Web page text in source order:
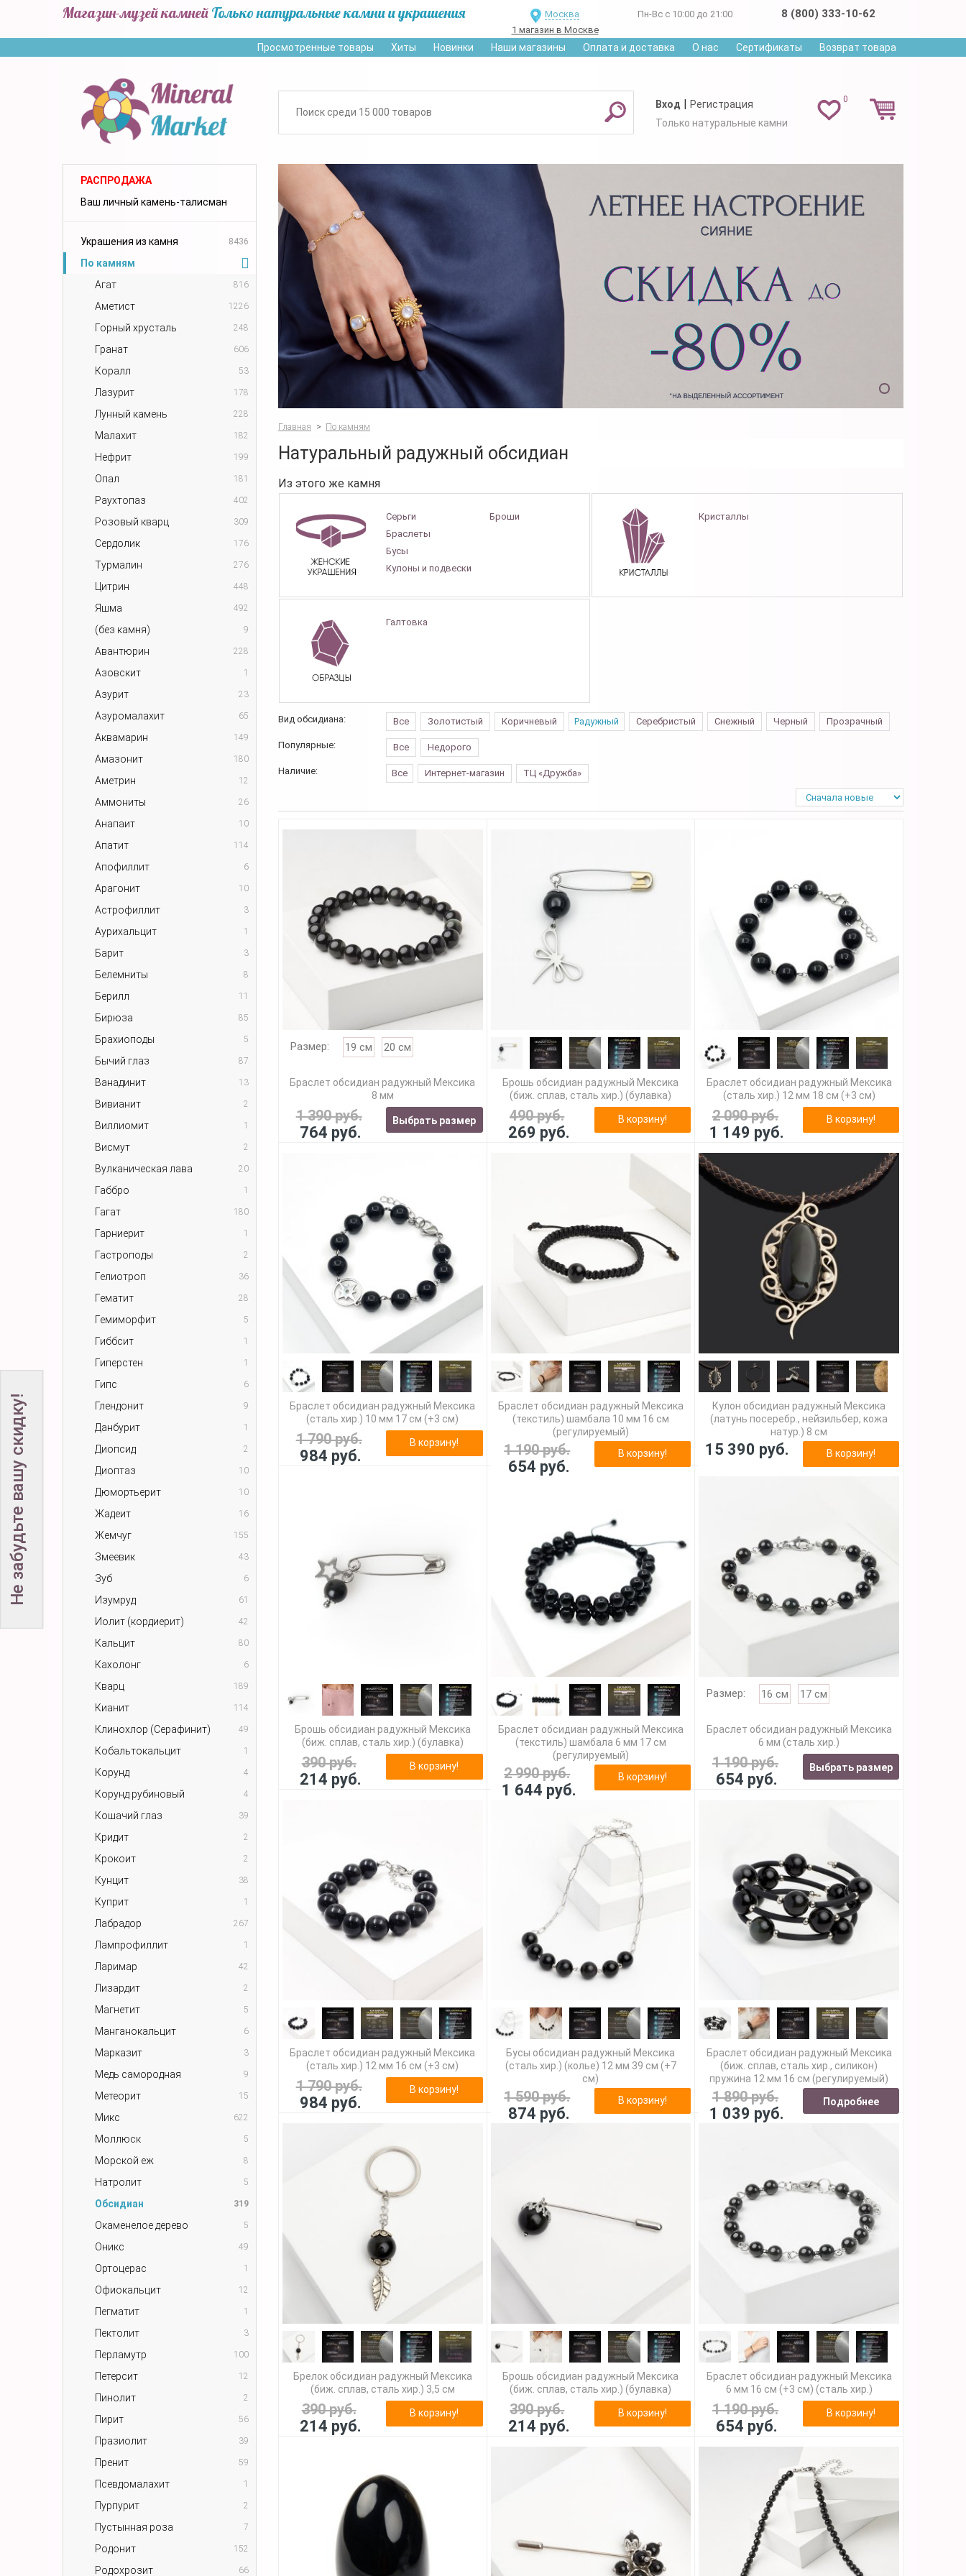
Магазин-музей камней Только натуральные камни и украшения
Москва
1 магазин в Москве
Пн-Вс с 10:00 до 21:00 8 (800) 333-10-62
Просмотренные товары Хиты Новинки Наши магазины Оплата и доставка О нас Сертификаты Возврат товара
0
Вход | Регистрация
Только натуральные камни
РАСПРОДАЖА
Ваш личный камень-талисман
Украшения из камня 8436
По камням
Агат
816
Аметист 1226
Горный хрусталь 248
Гранат 606
Коралл 53
Лазурит 178
Лунный камень 228
Малахит 182
Нефрит 199
Опал 181
Раухтопаз 402
Розовый кварц 309
Сердолик 176
Турмалин 276
Цитрин 448
Яшма 492
(без камня) 9
Авантюрин 228
Азовскит 1
Азурит 23
Азуромалахит 65
Аквамарин 149
Амазонит 180
Аметрин 12
Аммониты 26
Анапаит 10
Апатит 114
Апофиллит 6
Арагонит 10
Астрофиллит 3
Аурихальцит 1
Барит 3
Белемниты 8
Берилл 11
Бирюза 85
Брахиоподы 5
Бычий глаз 87
Ванадинит 13
Вивианит 2
Виллиомит 1
Висмут 2
Вулканическая лава 20
Габбро 1
Гагат 180
Гарниерит 1
Гастроподы 2
Гелиотроп 36
Гематит 28
Гемиморфит 5
Гиббсит 1
Гиперстен 1
Гипс 6
Глендонит 9
Данбурит 1
Диопсид 2
Диоптаз 10
Дюмортьерит 10
Жадеит 16
Жемчуг 155
Змеевик 43
Зуб 6
Изумруд 61
Иолит (кордиерит) 42
Кальцит 80
Кахолонг 6
Кварц 189
Кианит 114
Клинохлор (Серафинит) 49
Кобальтокальцит 1
Корунд 4
Корунд рубиновый 4
Кошачий глаз 39
Кридит 2
Крокоит 2
Кунцит 38
Куприт 1
Лабрадор 267
Лампрофиллит 1
Ларимар 42
Лизардит 2
Магнетит 5
Манганокальцит 6
Марказит 3
Медь самородная 9
Метеорит 15
Микс 622
Моллюск 5
Морской еж 8
Натролит 5
Обсидиан 319
Окаменелое дерево 5
Оникс 49
Ортоцерас 1
Офиокальцит 12
Пегматит 1
Пектолит 3
Перламутр 100
Петерсит 12
Пинолит 2
Пирит 56
Празиолит 39
Пренит 59
Псевдомалахит 1
Пурпурит 2
Пустынная роза 7
Родонит 152
Родохрозит 66
Главная > По камням
Натуральный радужный обсидиан
Из этого же камня
Серьги
Браслеты
Бусы
Кулоны и подвески
Броши Кристаллы
Галтовка
Вид обсидиана: Все Золотистый Коричневый Радужный Серебристый Снежный Черный Прозрачный
Популярные: Все Недорого
Наличие: Все Интернет-магазин ТЦ «Дружба»
Размер: 19 см 20 см
Браслет обсидиан радужный Мексика
8 мм
1 390 руб.
764 руб.
Выбрать размер
Брошь обсидиан радужный Мексика
(биж. сплав, сталь хир.) (булавка)
490 руб.
269 руб.
В корзину!
Браслет обсидиан радужный Мексика
(сталь хир.) 12 мм 18 см (+3 см)
2 090 руб.
1 149 руб.
В корзину!
Браслет обсидиан радужный Мексика
(сталь хир.) 10 мм 17 см (+3 см)
1 790 руб.
984 руб.
В корзину!
Браслет обсидиан радужный Мексика
(текстиль) шамбала 10 мм 16 см
(регулируемый)
1 190 руб.
654 руб.
В корзину!
Кулон обсидиан радужный Мексика
(латунь посеребр., нейзильбер, кожа
натур.) 8 см
15 390 руб. В корзину!
Брошь обсидиан радужный Мексика
(биж. сплав, сталь хир.) (булавка)
390 руб.
214 руб.
В корзину!
Браслет обсидиан радужный Мексика
(текстиль) шамбала 6 мм 17 см
(регулируемый)
2 990 руб.
1 644 руб.
В корзину!
Размер: 16 см 17 см
Браслет обсидиан радужный Мексика
6 мм (сталь хир.)
1 190 руб.
654 руб.
Выбрать размер
Браслет обсидиан радужный Мексика
(сталь хир.) 12 мм 16 см (+3 см)
1 790 руб.
984 руб.
В корзину!
Бусы обсидиан радужный Мексика
(сталь хир.) (колье) 12 мм 39 см (+7
см)
1 590 руб.
874 руб.
В корзину!
Браслет обсидиан радужный Мексика
(биж. сплав, сталь хир., силикон)
пружина 12 мм 16 см (регулируемый)
1 890 руб.
1 039 руб.
Подробнее
Брелок обсидиан радужный Мексика
(биж. сплав, сталь хир.) 3,5 см
390 руб.
214 руб.
В корзину!
Брошь обсидиан радужный Мексика
(биж. сплав, сталь хир.) (булавка)
390 руб.
214 руб.
В корзину!
Браслет обсидиан радужный Мексика
6 мм 16 см (+3 см) (сталь хир.)
1 190 руб.
654 руб.
В корзину!
Не забудьте вашу скидку!